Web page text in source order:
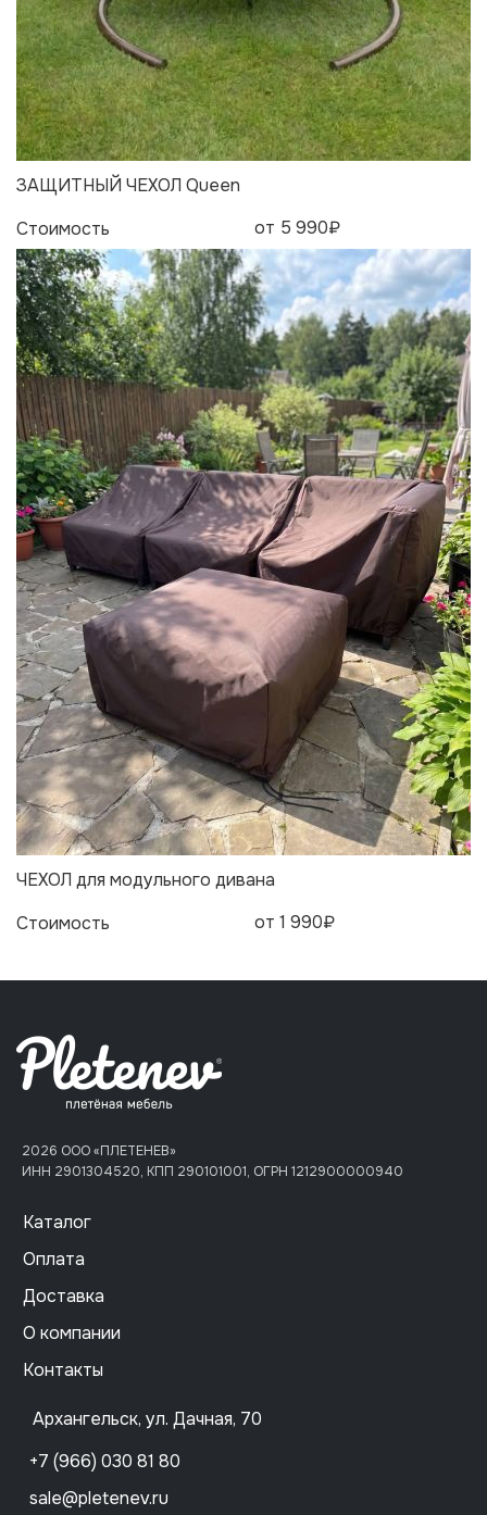
ЗАЩИТНЫЙ ЧЕХОЛ Queen
Стоимость
от 5 990₽
ЧЕХОЛ для модульного дивана
Стоимость
от 1 990₽
2026 ООО «ПЛЕТЕНЕВ»
ИНН 2901304520, КПП 290101001, ОГРН 1212900000940
Каталог
Оплата
Доставка
О компании
Контакты
Архангельск, ул. Дачная, 70
+7 (966) 030 81 80
sale@pletenev.ru